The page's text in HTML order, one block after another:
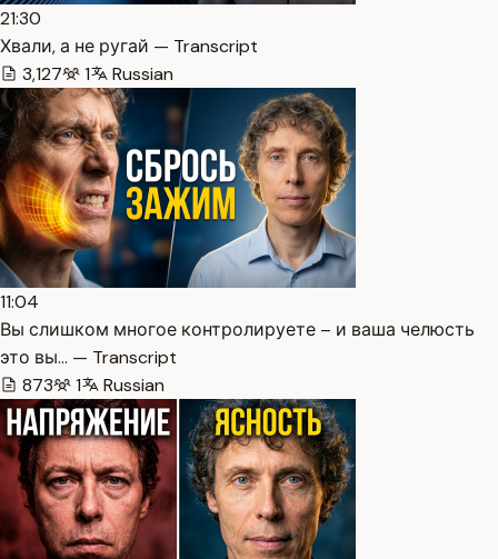
21:30
Хвали, а не ругай — Transcript
3,127
1 Russian
11:04
Вы слишком многое контролируете – и ваша челюсть
это вы… — Transcript
873
1 Russian